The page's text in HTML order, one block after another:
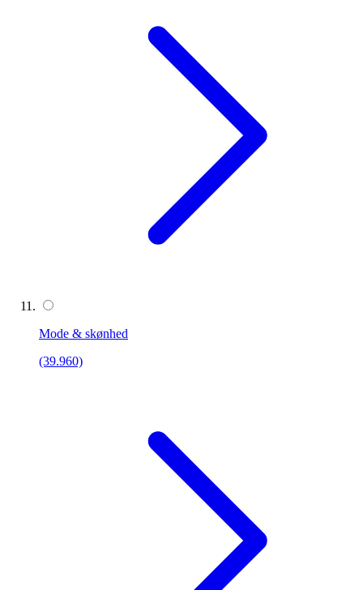
Mode & skønhed
(39.960)